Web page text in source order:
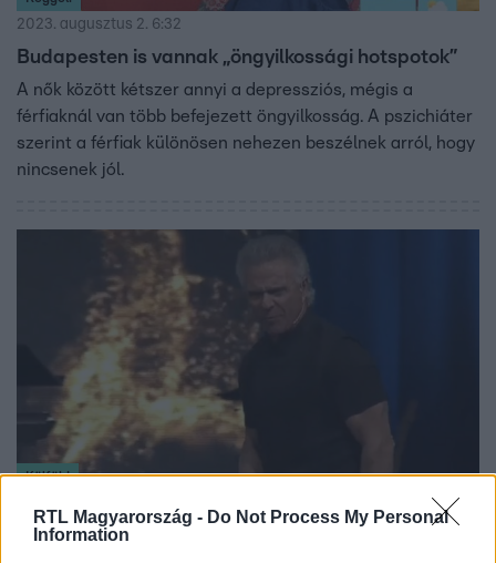
RTL Magyarország - Do Not Process My Personal
Information
2023. augusztus 2. 6:32
Budapesten is vannak „öngyilkossági hotspotok”
A nők között kétszer annyi a depressziós, mégis a
férfiaknál van több befejezett öngyilkosság. A pszichiáter
szerint a férfiak különösen nehezen beszélnek arról, hogy
nincsenek jól.
Külföld
A Trump-rajongó lelkész szerint itt az ideje, hogy a